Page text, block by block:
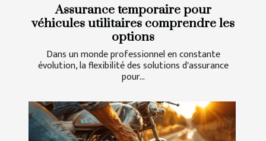
Assurance temporaire pour
véhicules utilitaires comprendre les
options
Dans un monde professionnel en constante
évolution, la flexibilité des solutions d'assurance
pour...